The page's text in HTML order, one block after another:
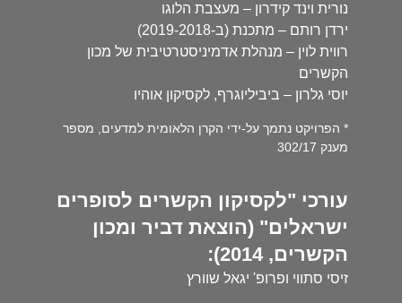
נורית וינד קידרון – מעצבת הלוגו
ירדן רותם – מתכנת (ב-2019-2018)
רווית לוין – מנהלת אדמיניסטרטיבית של מכון
הקשרים
יוסי גלרון – ביביליוגרף, לקסיקון אוהיו
* הפרויקט נתמך על-ידי הקרן הלאומית למדעים, מספר
מענק 302/17
עורכי "לקסיקון הקשרים לסופרים
ישראלים" (הוצאת דביר ומכון
הקשרים, 2014):
זיסי סתווי ופרופ' יגאל שוורץ